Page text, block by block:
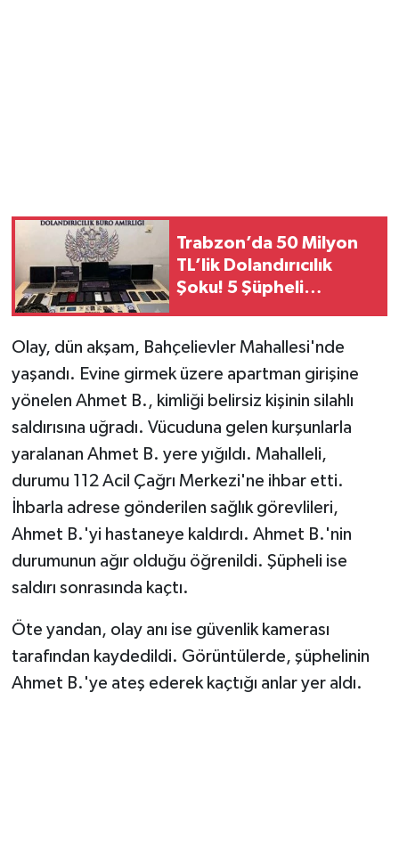
Trabzon’da 50 Milyon
TL’lik Dolandırıcılık
Şoku! 5 Şüpheli
Olay, dün akşam, Bahçelievler Mahallesi'nde
yaşandı. Evine girmek üzere apartman girişine
yönelen Ahmet B., kimliği belirsiz kişinin silahlı
saldırısına uğradı. Vücuduna gelen kurşunlarla
yaralanan Ahmet B. yere yığıldı. Mahalleli,
durumu 112 Acil Çağrı Merkezi'ne ihbar etti.
İhbarla adrese gönderilen sağlık görevlileri,
Ahmet B.'yi hastaneye kaldırdı. Ahmet B.'nin
durumunun ağır olduğu öğrenildi. Şüpheli ise
saldırı sonrasında kaçtı.
Öte yandan, olay anı ise güvenlik kamerası
tarafından kaydedildi. Görüntülerde, şüphelinin
Ahmet B.'ye ateş ederek kaçtığı anlar yer aldı.